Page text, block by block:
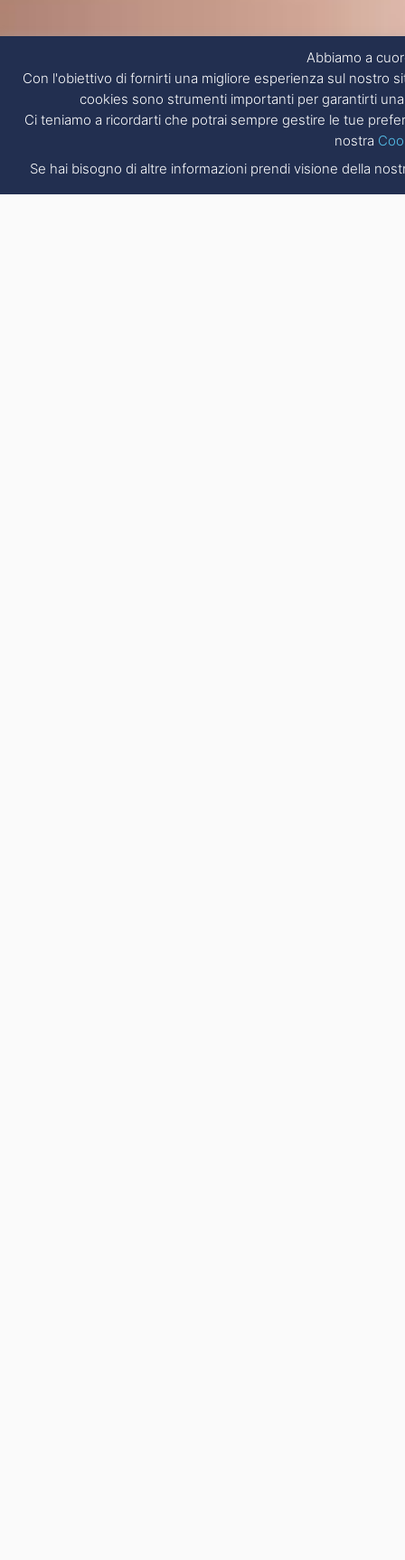
Abbiamo a
Con l'obiettivo di fornirti una migliore esperienza sul nostro
cookies sono strumenti importanti per garantirti
Ci teniamo a ricordarti che potrai sempre gestire le tue
nostra
Se hai bisogno di altre informazioni prendi visione della